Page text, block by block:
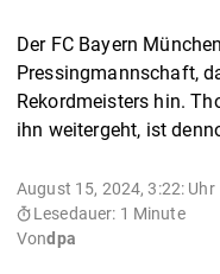
Der FC Bayern
Pressingmannschaft,
Rekordmeisters hin.
ihn weitergeht, ist
August 15, 2024, 3:22: Uhr
Lesedauer: 1 Minute
Vondpa